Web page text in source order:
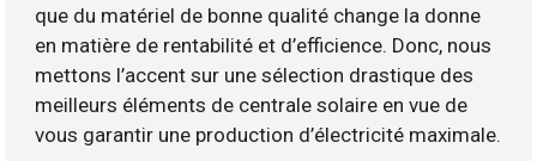
que du matériel de bonne qualité change la donne
en matière de rentabilité et d’efficience. Donc, nous
mettons l’accent sur une sélection drastique des
meilleurs éléments de centrale solaire en vue de
vous garantir une production d’électricité maximale.